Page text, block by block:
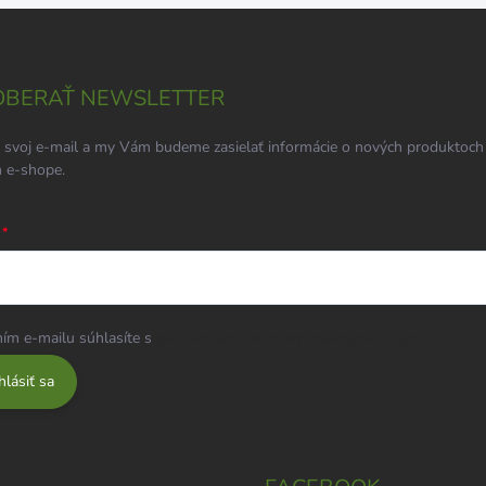
NEWSLETTER
e-mail a my Vám budeme zasielať informácie o nových
e-shope.
e-mailu súhlasíte s
sa